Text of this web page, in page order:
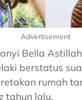
Advertisement
Bella
berstatus
rumah
tahun lalu.